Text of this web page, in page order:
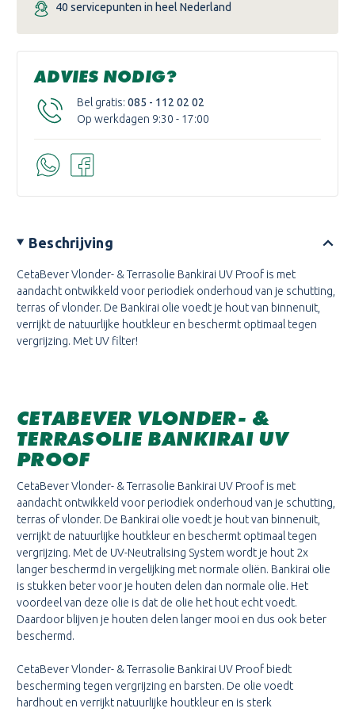
40 servicepunten in heel Nederland
ADVIES NODIG?
Bel gratis: 085 - 112 02 02
Op werkdagen 9:30 - 17:00
Beschrijving
CetaBever Vlonder- & Terrasolie Bankirai UV Proof is met
aandacht ontwikkeld voor periodiek onderhoud van je schutting,
terras of vlonder. De Bankirai olie voedt je hout van binnenuit,
verrijkt de natuurlijke houtkleur en beschermt optimaal tegen
vergrijzing. Met UV filter!
CETABEVER VLONDER- &
TERRASOLIE BANKIRAI UV
PROOF
CetaBever Vlonder- & Terrasolie Bankirai UV Proof is met
aandacht ontwikkeld voor periodiek onderhoud van je schutting,
terras of vlonder. De Bankirai olie voedt je hout van binnenuit,
verrijkt de natuurlijke houtkleur en beschermt optimaal tegen
vergrijzing. Met de UV-Neutralising System wordt je hout 2x
langer beschermd in vergelijking met normale oliën. Bankirai olie
is stukken beter voor je houten delen dan normale olie. Het
voordeel van deze olie is dat de olie het hout echt voedt.
Daardoor blijven je houten delen langer mooi en dus ook beter
beschermd.
CetaBever Vlonder- & Terrasolie Bankirai UV Proof biedt
bescherming tegen vergrijzing en barsten. De olie voedt
hardhout en verrijkt natuurlijke houtkleur en is sterk